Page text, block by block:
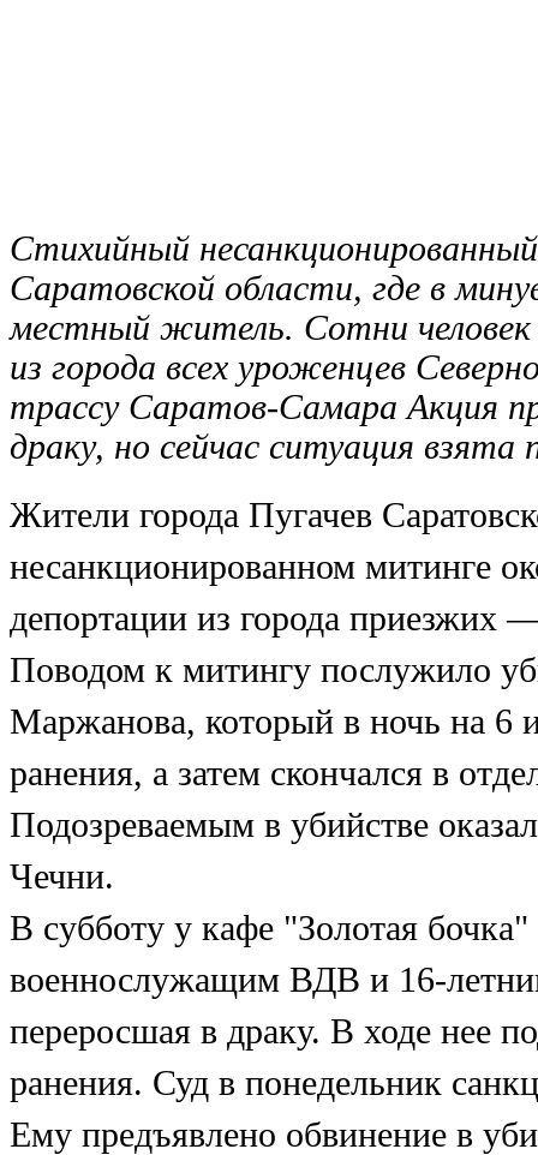
Стихийный
Саратовской области, где в
местный житель. Сотни
из города всех уроженцев
трассу Саратов-Самара Акция
драку, но сейчас ситуация
Жители города Пугачев
несанкционированном митинге
депортации из города приезжих
Поводом к митингу послужило
Маржанова, который в ночь на 6
ранения, а затем скончался в
Подозреваемым в убийстве
Чечни.
В субботу у кафе "Золотая
военнослужащим ВДВ и 16-
переросшая в драку. В ходе нее
ранения. Суд в понедельник
Ему предъявлено обвинение в